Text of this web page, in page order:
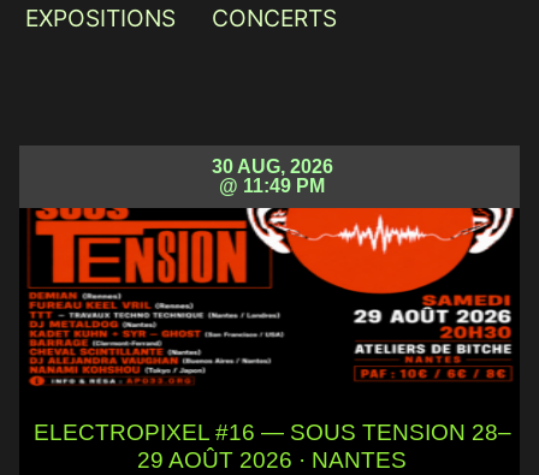
EXPOSITIONS
CONCERTS
30 AUG, 2026
@ 11:49 PM
ELECTROPIXEL #16 — SOUS TENSION 28–
29 AOÛT 2026 · NANTES